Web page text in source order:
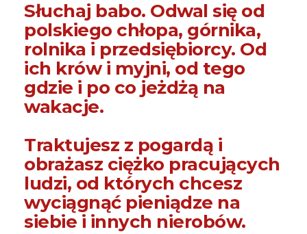
Słuchaj babo. Odwal się od
polskiego chłopa, górnika,
rolnika i przedsiębiorcy. Od
ich krów i myjni, od tego
gdzie i po co jeżdżą na
wakacje.
Traktujesz z pogardą i
obrażasz ciężko pracujących
ludzi, od których chcesz
wyciągnąć pieniądze na
siebie i innych nierobów.